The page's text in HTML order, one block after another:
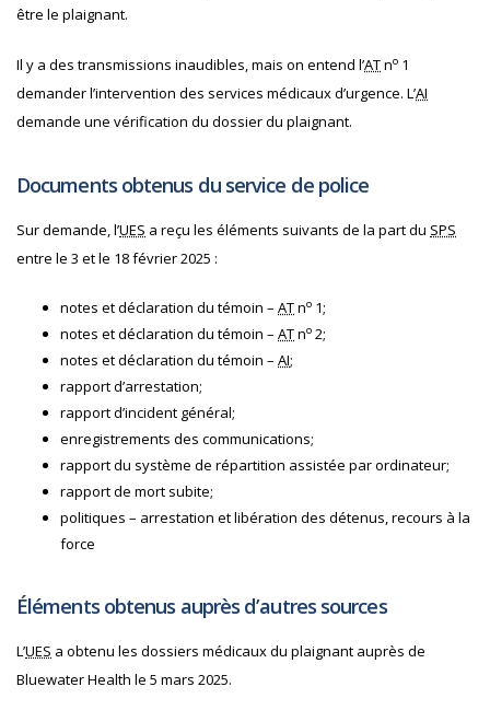
être le plaignant.
Il y a des transmissions inaudibles, mais on entend l’ATno 1
demander l’intervention des services médicaux d’urgence. L’AI
demande une vérification du dossier du plaignant.
Documents obtenus du service de police
Sur demande, l’UES a reçu les éléments suivants de la part du SPS
entre le 3 et le 18 février 2025 :
notes et déclaration du témoin – ATno 1;
notes et déclaration du témoin – ATno 2;
notes et déclaration du témoin – AI;
rapport d’arrestation;
rapport d’incident général;
enregistrements des communications;
rapport du système de répartition assistée par ordinateur;
rapport de mort subite;
politiques – arrestation et libération des détenus, recours à la
force
Éléments obtenus auprès d’autres sources
L’UES a obtenu les dossiers médicaux du plaignant auprès de
Bluewater Health le 5 mars 2025.